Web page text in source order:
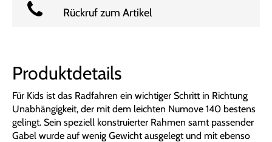
Rückruf zum Artikel
Produktdetails
Für Kids ist das Radfahren ein wichtiger Schritt in Richtung
Unabhängigkeit, der mit dem leichten Numove 140 bestens
gelingt. Sein speziell konstruierter Rahmen samt passender
Gabel wurde auf wenig Gewicht ausgelegt und mit ebenso